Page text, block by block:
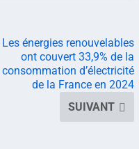
Les énergies renouvelables
ont couvert 33,9% de la
consommation d’électricité
de la France en 2024
SUIVANT